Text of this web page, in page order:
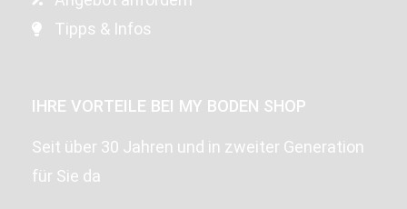
Tipps & Infos
IHRE VORTEILE BEI MY BODEN SHOP
Seit über 30 Jahren und in zweiter Generation
für Sie da